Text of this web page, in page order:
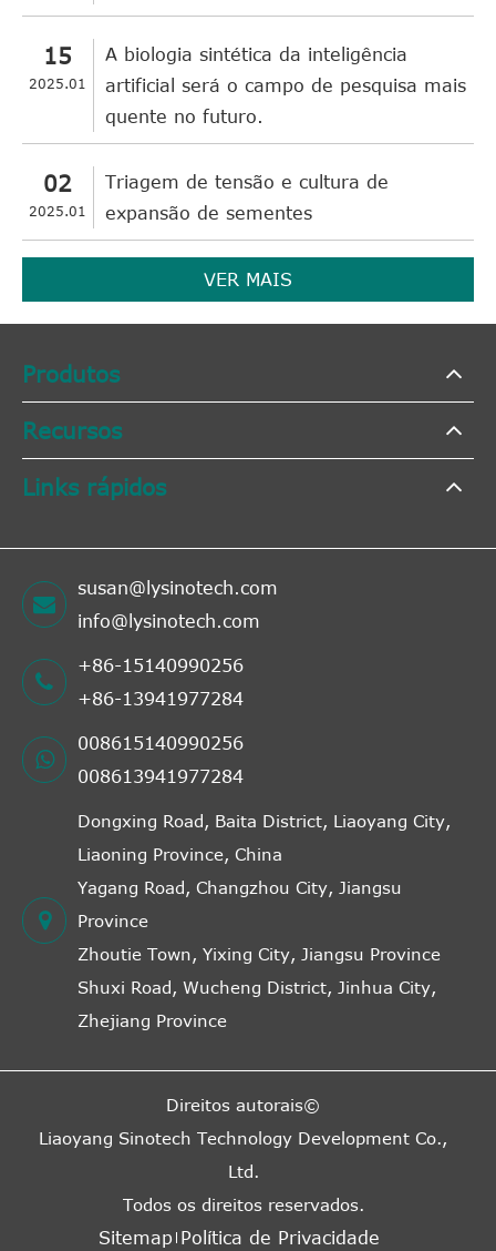
15
2025.01
A biologia sintética da inteligência
artificial será o campo de pesquisa mais
quente no futuro.
02
2025.01
Triagem de tensão e cultura de
expansão de sementes
VER MAIS
Produtos
Recursos
Links rápidos
susan@lysinotech.com
info@lysinotech.com
+86-15140990256
+86-13941977284
008615140990256
008613941977284
Dongxing Road, Baita District, Liaoyang City,
Liaoning Province, China
Yagang Road, Changzhou City, Jiangsu
Province
Zhoutie Town, Yixing City, Jiangsu Province
Shuxi Road, Wucheng District, Jinhua City,
Zhejiang Province
Direitos autorais©
Liaoyang Sinotech Technology Development Co.,
Ltd.
Todos os direitos reservados.
Sitemap Política de Privacidade